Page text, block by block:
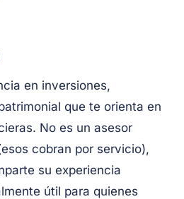
en inversiones,
que te orienta en
No es un asesor
cobran por servicio),
su experiencia
útil para quienes